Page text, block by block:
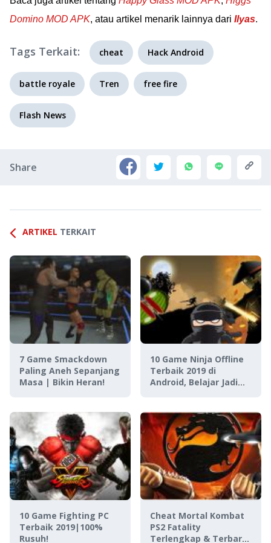
Domino MOD APK, atau artikel menarik lainnya dari Ilyas.
Tags Terkait: cheat Hack Android
battle royale Tren free fire
Flash News
Share
ARTIKEL TERKAIT
7 Game Smackdown
Paling Aneh Sepanjang
Masa | Bikin Heran!
10 Game Ninja Offline
Terbaik 2019 di
Android, Belajar Jadi
10 Game Fighting PC
Terbaik 2019|100%
Rusuh!
Cheat Mortal Kombat
PS2 Fatality
Terlengkap & Terbaru